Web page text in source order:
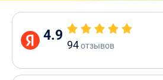
4.9
94отзывов